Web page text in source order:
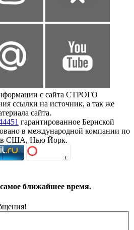
с сайта СТРОГО
ссылки на источник, а так же
сайта.
гарантированное Бернской
в международной компании по
в США, Нью Йорк.
ближайшее время.